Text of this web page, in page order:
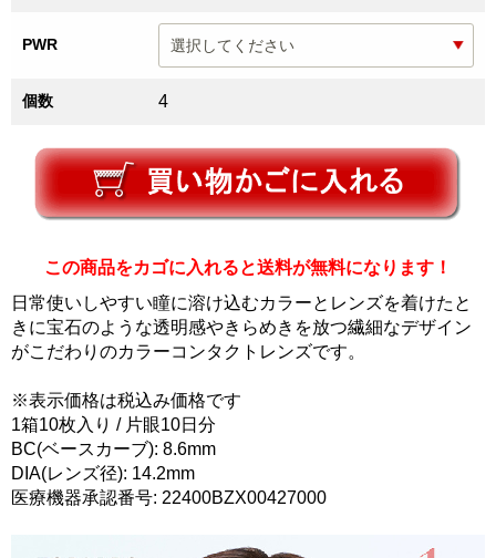
PWR
個数 4
この商品をカゴに入れると送料が無料になります！
日常使いしやすい瞳に溶け込むカラーとレンズを着けたと
きに宝石のような透明感やきらめきを放つ繊細なデザイン
がこだわりのカラーコンタクトレンズです。
※表示価格は税込み価格です
1箱10枚入り / 片眼10日分
BC(ベースカーブ): 8.6mm
DIA(レンズ径): 14.2mm
医療機器承認番号: 22400BZX00427000